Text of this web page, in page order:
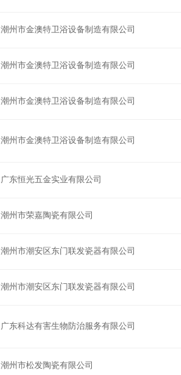
潮州市金澳特卫浴设备制造有限公司
潮州市金澳特卫浴设备制造有限公司
潮州市金澳特卫浴设备制造有限公司
潮州市金澳特卫浴设备制造有限公司
广东恒光五金实业有限公司
潮州市荣嘉陶瓷有限公司
潮州市潮安区东门联发瓷器有限公司
潮州市潮安区东门联发瓷器有限公司
广东科达有害生物防治服务有限公司
潮州市松发陶瓷有限公司